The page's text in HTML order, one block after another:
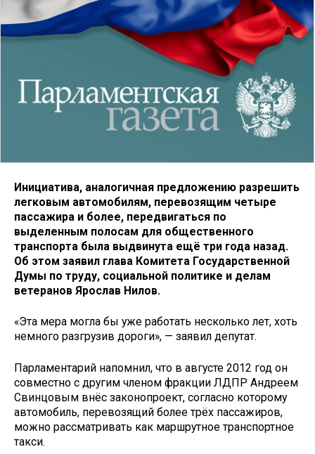
Инициатива, аналогичная предложению разрешить
легковым автомобилям, перевозящим четыре
пассажира и более, передвигаться по
выделенным полосам для общественного
транспорта была выдвинута ещё три года назад.
Об этом заявил глава Комитета Государственной
Думы по труду, социальной политике и делам
ветеранов Ярослав Нилов.
«Эта мера могла бы уже работать несколько лет, хоть
немного разгрузив дороги», — заявил депутат.
Парламентарий напомнил, что в августе 2012 год он
совместно с другим членом фракции ЛДПР Андреем
Свинцовым внёс законопроект, согласно которому
автомобиль, перевозящий более трёх пассажиров,
можно рассматривать как маршрутное транспортное
такси.